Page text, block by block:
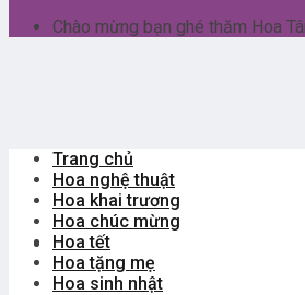
Chào mừng bạn ghé thăm Hoa
Trang chủ
Hoa nghệ thuật
Hoa khai trương
Hoa chúc mừng
Hoa tết
Hoa tặng mẹ
Hoa sinh nhật